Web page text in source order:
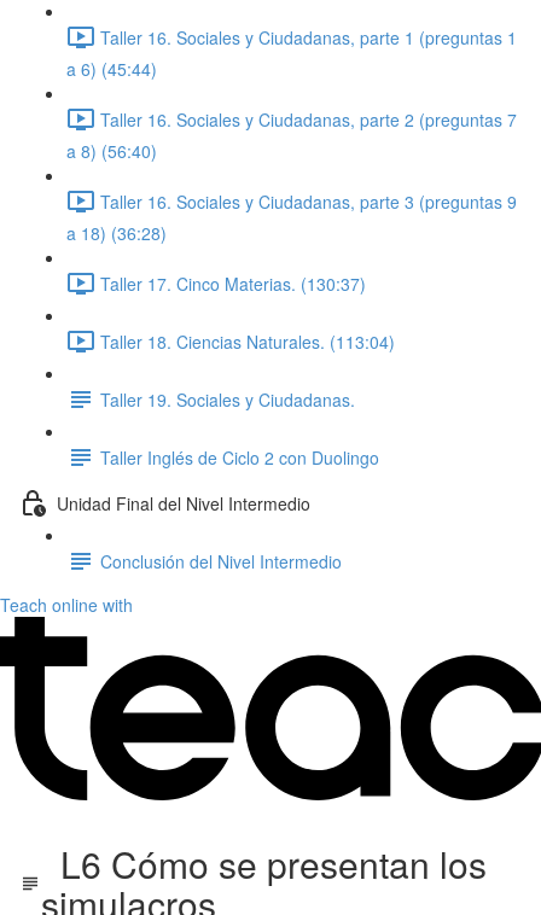
Taller 16. Sociales y Ciudadanas, parte 1 (preguntas 1
a 6) (45:44)
Taller 16. Sociales y Ciudadanas, parte 2 (preguntas 7
a 8) (56:40)
Taller 16. Sociales y Ciudadanas, parte 3 (preguntas 9
a 18) (36:28)
Taller 17. Cinco Materias. (130:37)
Taller 18. Ciencias Naturales. (113:04)
Taller 19. Sociales y Ciudadanas.
Taller Inglés de Ciclo 2 con Duolingo
Unidad Final del Nivel Intermedio
Conclusión del Nivel Intermedio
Teach online with
L6 Cómo se presentan los
simulacros